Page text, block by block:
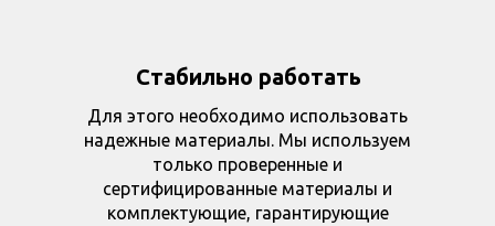
Для этого необходимо использовать
надежные материалы. Мы используем
только проверенные и
сертифицированные материалы и
комплектующие, гарантирующие
Стабильно работать